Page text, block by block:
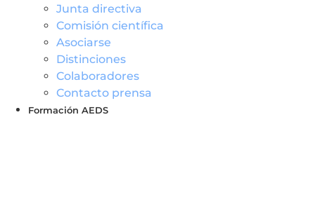
Junta directiva
Comisión científica
Asociarse
Distinciones
Colaboradores
Contacto prensa
Formación AEDS